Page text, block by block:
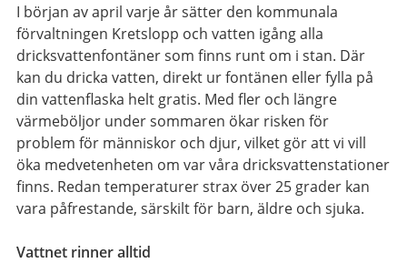
I början av april varje år sätter den kommunala
förvaltningen Kretslopp och vatten igång alla
dricksvattenfontäner som finns runt om i stan. Där
kan du dricka vatten, direkt ur fontänen eller fylla på
din vattenflaska helt gratis. Med fler och längre
värmeböljor under sommaren ökar risken för
problem för människor och djur, vilket gör att vi vill
öka medvetenheten om var våra dricksvattenstationer
finns. Redan temperaturer strax över 25 grader kan
vara påfrestande, särskilt för barn, äldre och sjuka.
Vattnet rinner alltid